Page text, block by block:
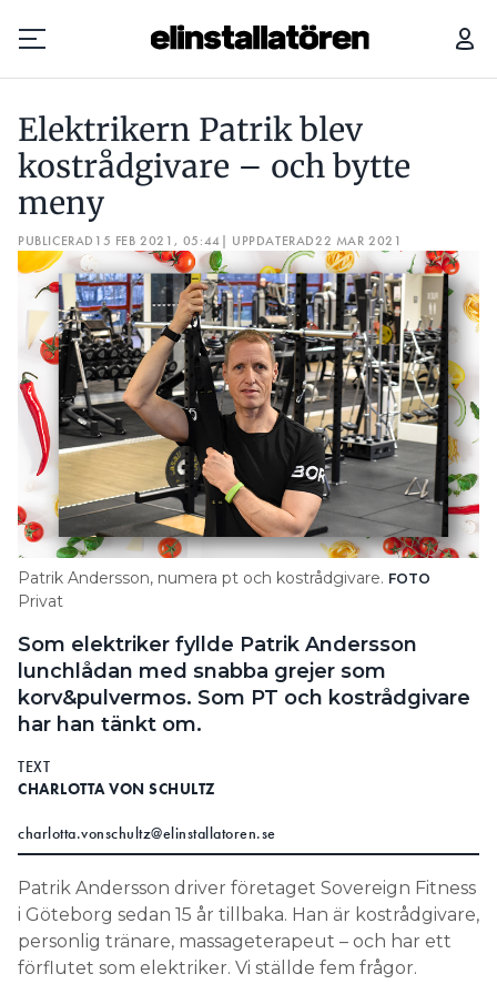
Prenumerera
Hantera prenumeration
Lediga jobb
Annonsera
Läs E-tidningen
Om tidningen
Kontakt
Personuppgifter
Search for:
Elektrikern Patrik blev
kostrådgivare – och bytte
meny
PUBLICERAD 15 FEB 2021, 05:44| UPPDATERAD22 MAR 2021
Patrik Andersson, numera pt och kostrådgivare. FOTO
Privat
Som elektriker fyllde Patrik Andersson
lunchlådan med snabba grejer som
korv&pulvermos. Som PT och kostrådgivare
har han tänkt om.
TEXT
CHARLOTTA VON SCHULTZ
charlotta.vonschultz@elinstallatoren.se
Patrik Andersson driver företaget Sovereign Fitness
i Göteborg sedan 15 år tillbaka. Han är kostrådgivare,
personlig tränare, massageterapeut – och har ett
förflutet som elektriker. Vi ställde fem frågor.